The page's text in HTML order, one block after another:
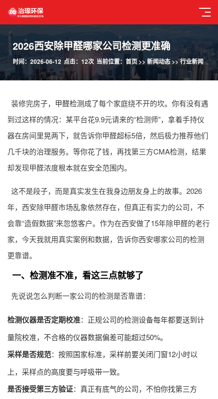
2026西安除甲醛哪家公司检测更准确
当前位置： 首页>> 新闻动态>>行业新闻
时间：2026-06-12 点击：12次
装修完房子， 甲醛检测成了每个家庭绕不开的坎。你有没有遇
到过这样的情况：某平台花9.9元请来的“检测师”，拿着手持仪
器在房间里晃两下，就告诉你甲醛超标5倍，然后极力推荐他们
几千块的治理服务。等你花了钱，再找第三方CMA检测，结果
却发现甲醛浓度根本就在安全范围内。
这不是段子，而是真实发生在我身边朋友身上的故事。2026
年，西安除甲醛市场乱象依然存在，但真正有实力的公司，不
会靠“造假数据”来忽悠客户。作为在西安做了15年除甲醛的老行
家，今天我就用真实案例和数据，告诉你西安哪家公司的检测
更靠谱。
一、检测准不准，看这三点就够了
先说说怎么判断一家公司的检测是否靠谱：
检测仪器是否定期校准：正规公司的检测设备每年都要送到计
量院校准，不合格的仪器数据偏差可能超过50%。
采样是否规范：按照国家标准，采样前要关闭门窗12小时以
上，采样点的高度要与呼吸带一致。
是否接受第三方验证：真正有底气的公司，不怕你找第三方